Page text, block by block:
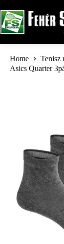
to
content
Home Tenisz
Asics Quarter